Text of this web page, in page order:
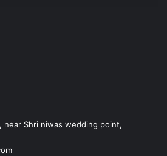
near Shri niwas wedding point,